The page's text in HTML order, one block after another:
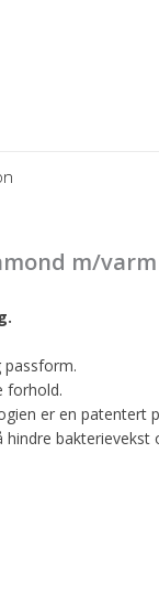
m/
passform.
forhold.
er en patentert